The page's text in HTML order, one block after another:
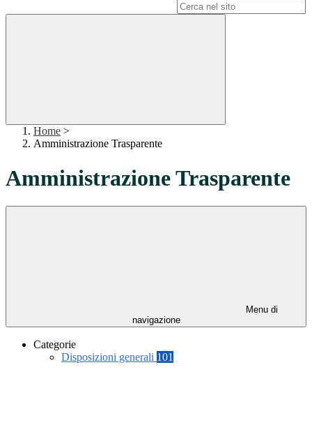
Home >
Amministrazione Trasparente
Amministrazione Trasparente
Menu di
navigazione
Categorie
Disposizioni generali 101